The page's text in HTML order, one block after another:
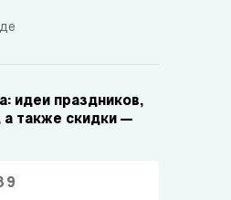
идеи праздников,
а также скидки —